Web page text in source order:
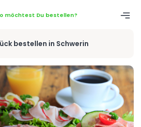
möchtest Du bestellen?
bestellen in Schwerin